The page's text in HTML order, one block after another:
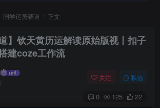
国学运势赛道 正文
】钦天黄历运解读原始版视丨扣子
建coze工作流
关注 私信
0 125 22